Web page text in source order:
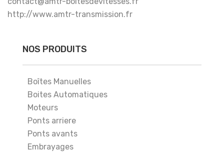
NOS PRODUITS
Boîtes Manuelles
Boites Automatiques
Moteurs
Ponts arriere
Ponts avants
Embrayages
http://www.amtr-transmission.fr